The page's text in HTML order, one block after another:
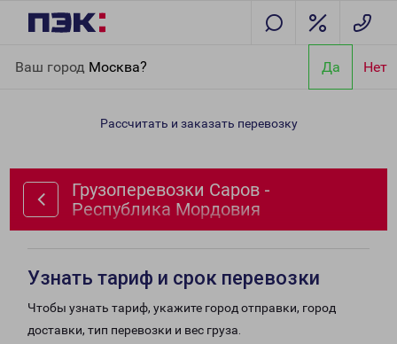
Ваш город Москва? Да Нет
Мордовия
Рассчитать и заказать перевозку
Грузоперевозки Саров -
Республика Мордовия
Узнать тариф и срок перевозки
Чтобы узнать тариф, укажите город отправки, город
доставки, тип перевозки и вес груза.